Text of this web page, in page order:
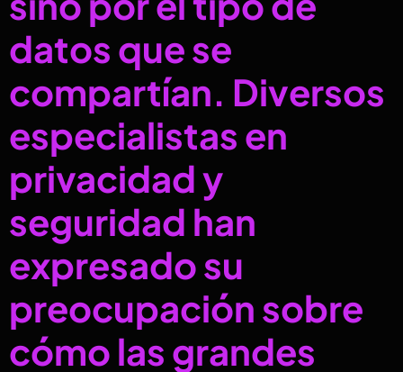
datos que se
compartían. Diversos
especialistas en
privacidad y
seguridad han
expresado su
preocupación sobre
cómo las grandes